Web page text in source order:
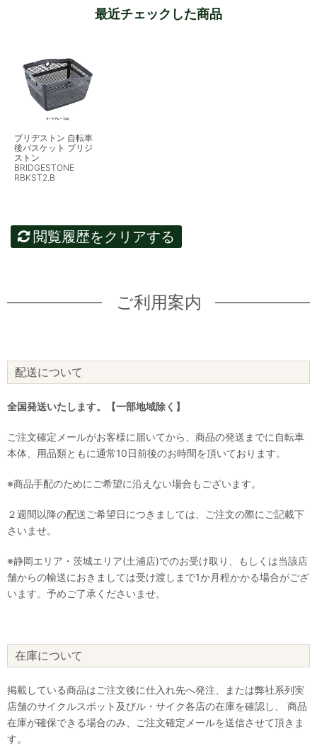
最近チェックした商品
ブリヂストン 自転車
後バスケット ブリジ
ストン
BRIDGESTONE
RBKST2.B
閲覧履歴をクリアする
ご利用案内
配送について
全国発送いたします。【一部地域除く】
ご注文確定メールがお客様に届いてから、商品の発送までに自転車
本体、用品類ともに通常10日前後のお時間を頂いております。
※商品手配のためにご希望に沿えない場合もございます。
２週間以降の配送ご希望日につきましては、ご注文の際にご記載下
さいませ。
※静岡エリア・茨城エリア(土浦店)でのお受け取り、もしくは当該店
舗からの輸送におきましては受け渡しまで1か月程かかる場合がござ
います。予めご了承くださいませ。
在庫について
掲載している商品はご注文後に仕入れ先へ発注、または弊社系列実
店舗のサイクルスポット及びル・サイク各店の在庫を確認し、 商品
在庫が確保できる場合のみ、ご注文確定メールを送信させて頂きま
す。